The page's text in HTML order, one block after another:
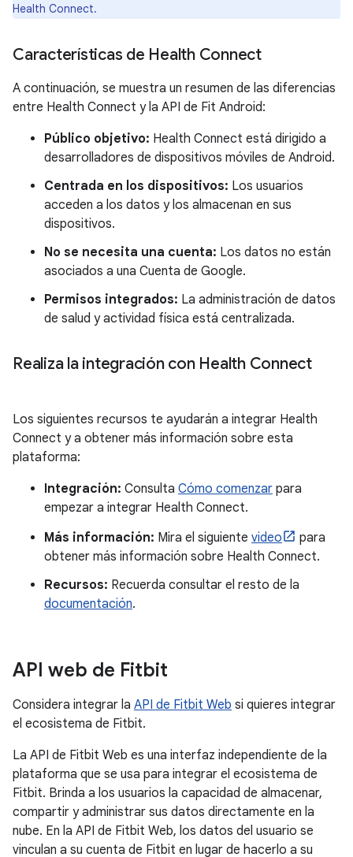
Health Connect.
Características de Health Connect
A continuación, se muestra un resumen de las diferencias
entre Health Connect y la API de Fit Android:
Público objetivo: Health Connect está dirigido a
desarrolladores de dispositivos móviles de Android.
Centrada en los dispositivos: Los usuarios
acceden a los datos y los almacenan en sus
dispositivos.
No se necesita una cuenta: Los datos no están
asociados a una Cuenta de Google.
Permisos integrados: La administración de datos
de salud y actividad física está centralizada.
Realiza la integración con Health Connect
Los siguientes recursos te ayudarán a integrar Health
Connect y a obtener más información sobre esta
plataforma:
Integración: Consulta Cómo comenzar para
empezar a integrar Health Connect.
Más información: Mira el siguiente video
para
obtener más información sobre Health Connect.
Recursos: Recuerda consultar el resto de la
documentación.
API web de Fitbit
Considera integrar la API de Fitbit Web si quieres integrar
el ecosistema de Fitbit.
La API de Fitbit Web es una interfaz independiente de la
plataforma que se usa para integrar el ecosistema de
Fitbit. Brinda a los usuarios la capacidad de almacenar,
compartir y administrar sus datos directamente en la
nube. En la API de Fitbit Web, los datos del usuario se
vinculan a su cuenta de Fitbit en lugar de hacerlo a su